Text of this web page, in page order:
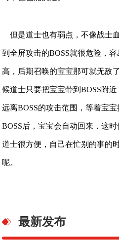
但是道士也有弱点，不像战士
到全屏攻击的BOSS就很危险，
高，后期召唤的宝宝那可就无敌
候道士只要把宝宝带到BOSS附
远离BOSS的攻击范围，等着宝
BOSS后，宝宝会自动回来，这
道士很方便，自己在忙别的事的
呢。
最新发布